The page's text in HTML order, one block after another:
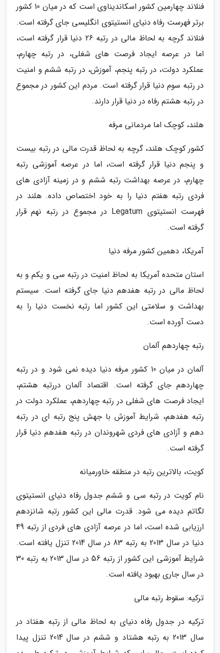
فنلاند چهارمین کشور اسکاندیناوی است که در میان 10 کشور
برتر فهرست رفاه دنیای انستیتوی انگلیسی جای گرفته است.
فنلاند گرچه به لحاظ مالی در رتبه 26 دنیا قرار گرفته است،
اما در عرصه ایجاد فرصت های شغلی، در رتبه چهارم،
عملکرد دولت، در رتبه پنجم، آموزش، در رتبه ششم و امنیت
در رتبه سوم دنیا قرار گرفته است. مردم این کشور در مجموع
در رتبه هشتم رفاه در دنیا قرار دارند.
هلند، کوچک اما مردمانی مرفه
کشور کوچک هلند، گرچه به لحاظ قدرت مالی در رتبه بیست
و پنجم دنیا قرار گرفته است، اما در عرصه آموزشی رتبه
چهارم، در عرصه بهداشت رتبه ششم و در زمینه آزادی های
فردی رتبه هفتم دنیا را به خود اختصاص داده. هلند در
فهرست انستیتوی Legatum در مجموع در رتبه نهم قرار
گرفته است.
آمریکا، دهمین کشور مرفه دنیا
استان متحده آمریکا به لحاظ امنیت در رتبه سی و یکم و به
لحاظ مالی در رتبه هفدهم دنیا جای گرفته است. سیستم
بهداشت و سلامتی این کشور اما رتبه نخست دنیا را به
دست آورده است.
رتبه چهاردهم آلمان
آلمان در میان 10 کشور مرفه دنیا دیده نمی شود و در رتبه
چهاردهم جای گرفته است. اقتصاد آلمان دررتبه هشتم،
ایجاد فرصت های شغلی در رتبه چهاردهم، عملکرد دولت در
رتبه هفدهم، شرایط آموزش با جهش پنج رتبه ای در رتبه
دهم و آزادی های فردی شهروندان در رتبه هفدهم دنیا قرار
گرفته است.
کویت، بالاترین رتبه در منطقه خاورمیانه
نام کویت در رتبه سی و ششم جدول رفاه دنیای انستیتوی
لگاتم دیده می شود. قدرت مالی این کشور رتبه شانزدهم
ارزیابی شده است، اما در عرصه آزادی های فردی از رتبه 49
دنیا در سال 2013 به رتبه 83 در سال 2014 تنزل یافته است.
شرایط آموزشی این کشور از رتبه 56 در سال 2013 به رتبه 30
در سال جاری بهبود یافته است.
ترکیه: سقوط رتبه مالی
ترکیه در جدول رفاه دنیای به لحاظ مالی از رتبه هفتاد در
سال 2013 به رتبه هشتاد و ششم در سال 2014 تنزل پیدا